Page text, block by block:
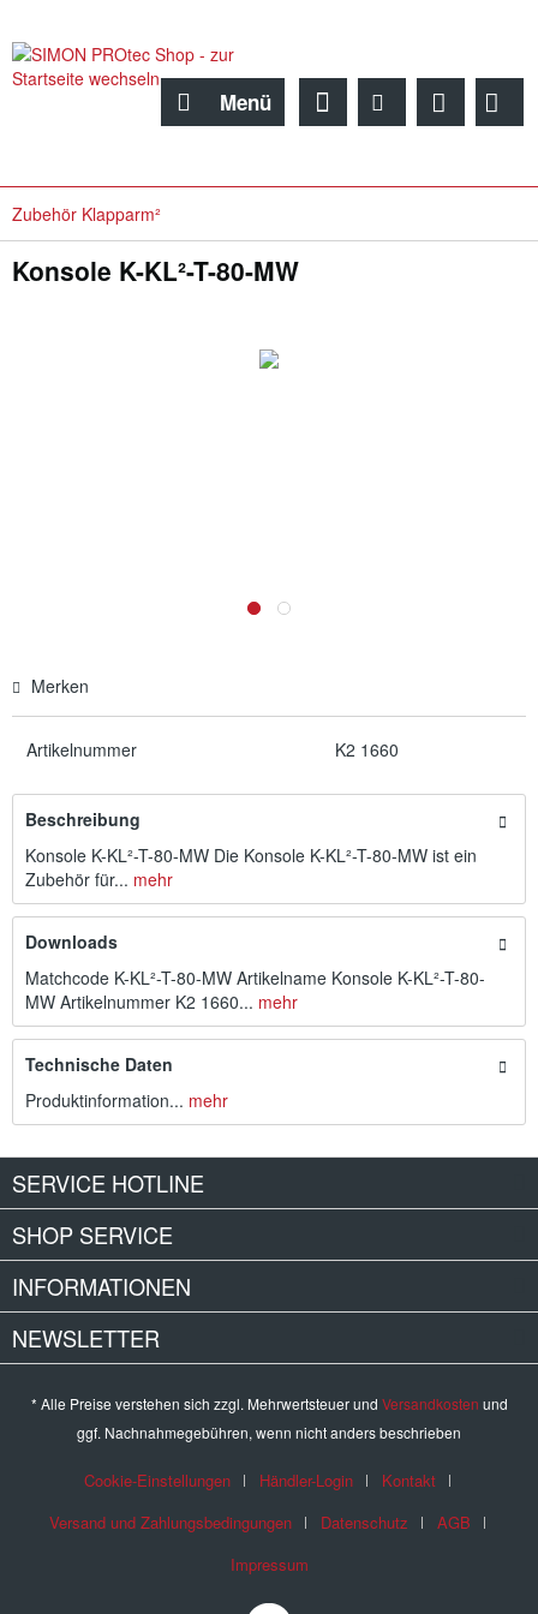
Menü
Zubehör Klapparm²
Konsole K-KL²-T-80-MW
Merken
Artikelnummer K2 1660
Beschreibung
Konsole K-KL²-T-80-MW Die Konsole K-KL²-T-80-MW ist ein
Zubehör für... mehr
Downloads
Matchcode K-KL²-T-80-MW Artikelname Konsole K-KL²-T-80-
MW Artikelnummer K2 1660... mehr
Technische Daten
Produktinformation... mehr
SERVICE HOTLINE
SHOP SERVICE
INFORMATIONEN
NEWSLETTER
* Alle Preise verstehen sich zzgl. Mehrwertsteuer und Versandkosten und
ggf. Nachnahmegebühren, wenn nicht anders beschrieben
Cookie-Einstellungen Händler-Login
Kontakt
Versand und Zahlungsbedingungen
Datenschutz
AGB
Impressum